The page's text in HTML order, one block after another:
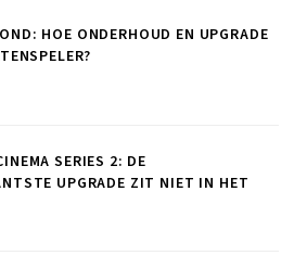
HOE ONDERHOUD EN UPGRADE
SERIES 2: DE
UPGRADE ZIT NIET IN HET